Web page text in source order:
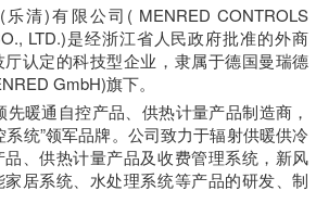
清)有限公司( MENRED CONTROLS
LTD.)是经浙江省人民政府批准的外商
认定的科技型企业，隶属于德国曼瑞德
GmbH)旗下。
先暖通自控产品、供热计量产品制造商，
系统”领军品牌。公司致力于辐射供暖供冷
、供热计量产品及收费管理系统，新风
居系统、水处理系统等产品的研发、制